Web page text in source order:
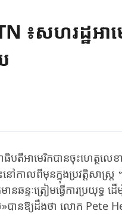
៖សហរដ្ឋអ
អាមេរិក​បាន​ចុះ​ហេ​ត្ថ​លេ​ខា
កាល​ពីមុន​ក្នុង​ប្រវត្តិសាស្ត្រ​
នឆន្ទៈត្រៀម​​ធ្វើ​ការ​ប្រយុទ្ធ
យ​ដឹង​ថា លោក Pete